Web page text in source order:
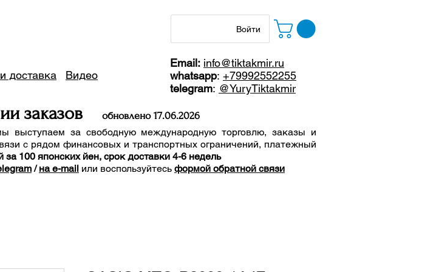
Войти
доставка Видео
Email: info@tiktakmir.ru
whatsapp: +79992552255
telegram: @YuryTiktakmir
заказов обновлено 17.06.2026
выступаем за свободную международную торговлю, заказы и
с рядом финансовых и транспортных ограничений, платежный
за 100 японских йен, срок доставки 4-6 недель
/на e-mail или воспользуйтесь формой обратной связи